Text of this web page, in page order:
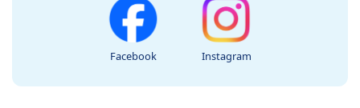
Facebook Instagram